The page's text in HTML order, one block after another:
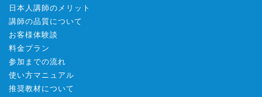
日本人講師のメリット
講師の品質について
お客様体験談
料金プラン
参加までの流れ
使い方マニュアル
推奨教材について